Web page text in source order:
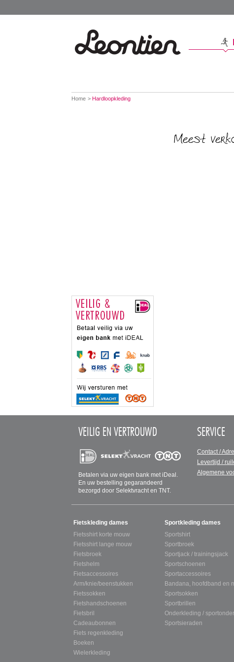
You
Home Hardloopkleding
Meest
VEILIG EN VERTROUWD
Betalen via uw eigen bank met iDeal.
En uw bestelling gegarandeerd
bezorgd door Selektvracht en TNT.
SERVICE
Contact /
Levertijd /
Algemene
SITEMAP
Fietskleding dames
Fietsshirt korte mouw
Fietsshirt lange mouw
Fietsbroek
Fietshelm
Fietsaccessoires
Arm/knie/beenstukken
Fietssokken
Fietshandschoenen
Fietsbril
Cadeaubonnen
Fiets regenkleding
Boeken
Wielerkleding
Sportkleding dames
Sportshirt
Sportbroek
Sportjack / trainingsjack
Sportschoenen
Sportaccessoires
Bandana, hoofdband en
Sportsokken
Sportbrillen
Onderkleding /
Sportsieraden